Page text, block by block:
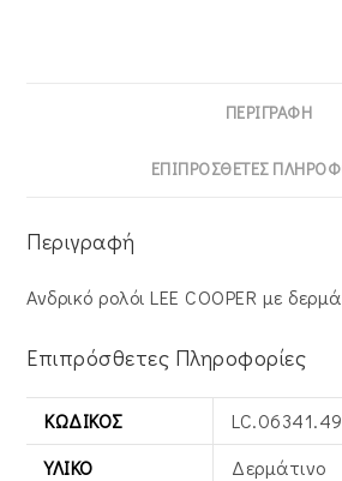
ΠΕΡΙΓΡΑΦΉ
ΕΠΙΠΡΌΣΘΕΤΕΣ
Περιγραφή
Ανδρικό ρολόι LEE COOPER με
Επιπρόσθετες Πληροφορίες
ΚΩΔΙΚΌΣ
ΥΛΙΚΌ
Δερμάτινο